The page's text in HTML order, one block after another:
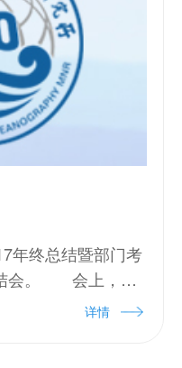
终总结暨部门考
结会。 会上，所
的工作目标完成情
详情